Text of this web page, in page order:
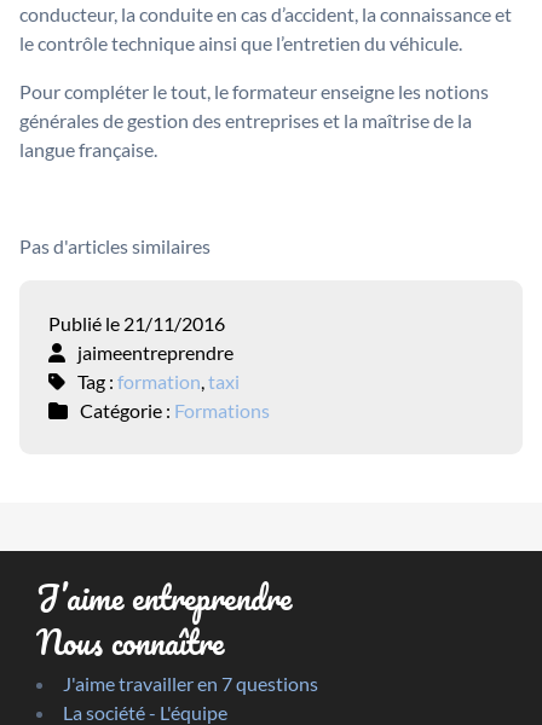
conducteur, la conduite en cas d’accident, la connaissance et
le contrôle technique ainsi que l’entretien du véhicule.
Pour compléter le tout, le formateur enseigne les notions
générales de gestion des entreprises et la maîtrise de la
langue française.
Pas d'articles similaires
Publié le 21/11/2016
jaimeentreprendre
Tag : formation taxi
Catégorie : Formations
J’aime entreprendre
Nous connaître
J'aime travailler en 7 questions
La société - L'équipe